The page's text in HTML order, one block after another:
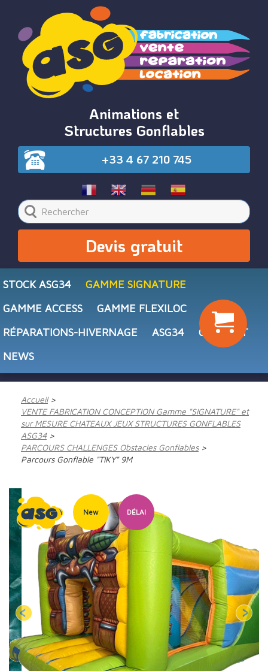
Animations et
Structures Gonflables
+33 4 67 210 745
Devis gratuit
STOCK ASG34
GAMME SIGNATURE
GAMME ACCESS
GAMME FLEXILOC
RÉPARATIONS-HIVERNAGE
ASG34
CONTACT
NEWS
Accueil
VENTE FABRICATION CONCEPTION Gamme "SIGNATURE" et
sur MESURE CHATEAUX JEUX STRUCTURES GONFLABLES
ASG34
PARCOURS CHALLENGES Obstacles Gonflables
Parcours Gonflable "TIKY" 9M
New DÉLAI